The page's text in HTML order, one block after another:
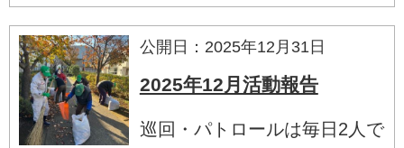
公開日：2025年12月31日
2025年12月活動報告
巡回・パトロールは毎日2人で